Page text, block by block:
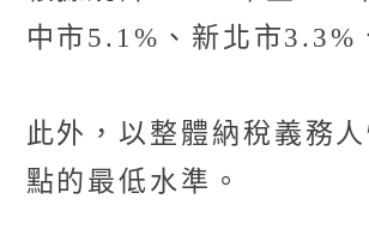
中市5.1%、新北市3.3%
此外，以整體納稅義務
點的最低水準。